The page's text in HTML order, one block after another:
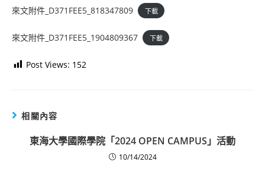
來文附件_D371FEE5_818347809 下載
來文附件_D371FEE5_1904809367 下載
Post Views: 152
相關內容
東海大學國際學院「2024 OPEN CAMPUS」活動
10/14/2024